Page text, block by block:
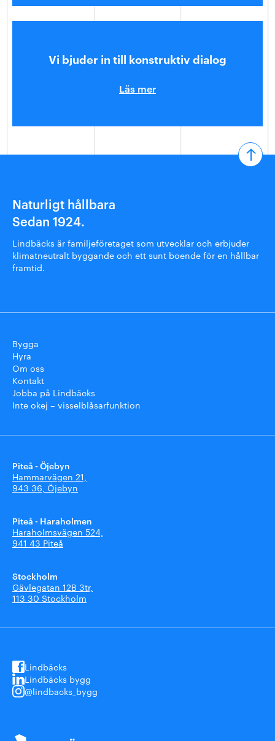
Vi bjuder in till konstruktiv dialog
Läs mer
Naturligt hållbara
Sedan 1924.
Lindbäcks är familjeföretaget som utvecklar och erbjuder
klimatneutralt byggande och ett sunt boende för en hållbar
framtid.
Bygga
Hyra
Om oss
Kontakt
Jobba på Lindbäcks
Inte okej – visselblåsarfunktion
Piteå - Öjebyn
Hammarvägen 21,
943 36, Öjebyn
Piteå - Haraholmen
Haraholmsvägen 524,
941 43 Piteå
Stockholm
Gävlegatan 12B 3tr,
113 30 Stockholm
Lindbäcks
Lindbäcks bygg
@lindbacks_bygg